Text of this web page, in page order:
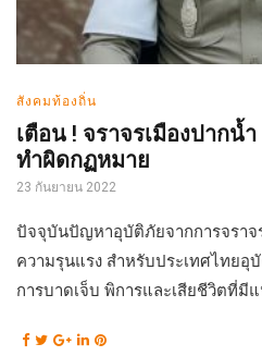
สังคมท้องถิ่น
เตือน ! จราจรเมืองปากน้
ทำผิดกฏหมาย
23 กันยายน 2022
ปัจจุบันปัญหาอุบัติภัยจากการจรา
ความรุนแรง สำหรับประเทศไทยอุ
การบาดเจ็บ พิการและเสียชีวิตที่มี